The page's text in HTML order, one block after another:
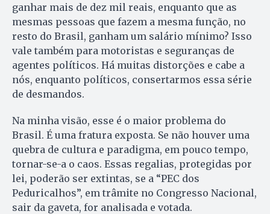
ganhar mais de dez mil reais, enquanto que as
mesmas pessoas que fazem a mesma função, no
resto do Brasil, ganham um salário mínimo? Isso
vale também para motoristas e seguranças de
agentes políticos. Há muitas distorções e cabe a
nós, enquanto políticos, consertarmos essa série
de desmandos.
Na minha visão, esse é o maior problema do
Brasil. É uma fratura exposta. Se não houver uma
quebra de cultura e paradigma, em pouco tempo,
tornar-se-a o caos. Essas regalias, protegidas por
lei, poderão ser extintas, se a “PEC dos
Peduricalhos”, em trâmite no Congresso Nacional,
sair da gaveta, for analisada e votada.